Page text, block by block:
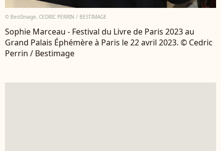
© BestImage, CEDRIC PERRIN / BESTIMAGE
Sophie Marceau - Festival du Livre de Paris 2023 au
Grand Palais Éphémère à Paris le 22 avril 2023. © Cedric
Perrin / Bestimage